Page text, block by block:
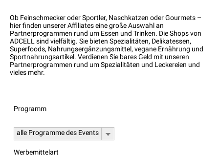
Ob Feinschmecker oder Sportler, Naschkatzen oder Gourmets –
hier finden unserer Affiliates eine große Auswahl an
Partnerprogrammen rund um Essen und Trinken. Die Shops von
ADCELL sind vielfältig. Sie bieten Spezialitäten, Delikatessen,
Superfoods, Nahrungsergänzungsmittel, vegane Ernährung und
Sportnahrungsartikel. Verdienen Sie bares Geld mit unseren
Partnerprogrammen rund um Spezialitäten und Leckereien und
vieles mehr.
Programm
alle Programme des Events
Werbemittelart